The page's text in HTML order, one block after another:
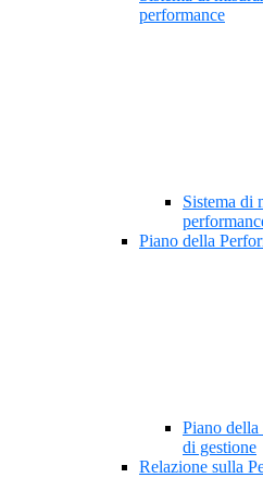
performance
Sistema di
Piano della
Piano della
di gestione
Relazione sulla